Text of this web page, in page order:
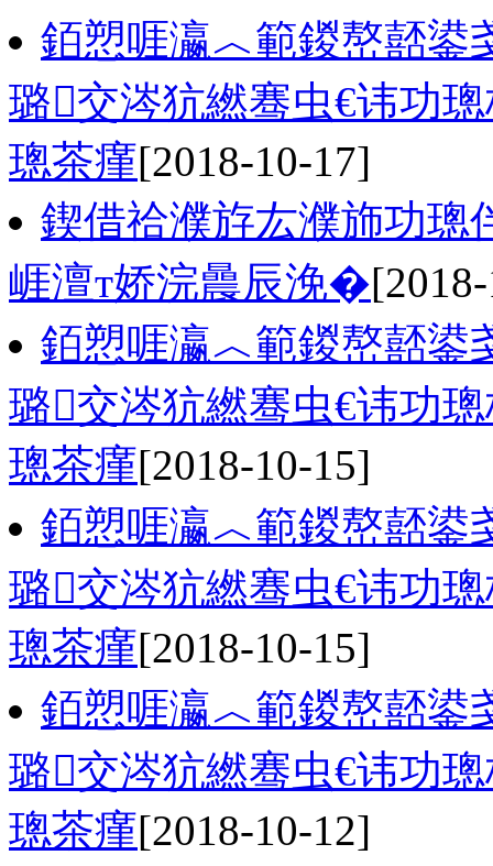
銆愬啀瀛︿範鍐嶅嚭鍙
璐交涔犺繎骞虫€讳功
璁茶瘽[2018-10-17]
鍥借祫濮斿厷濮斾功璁
崕澶т娇浣曟辰浼�
銆愬啀瀛︿範鍐嶅嚭鍙
璐交涔犺繎骞虫€讳功
璁茶瘽[2018-10-15]
銆愬啀瀛︿範鍐嶅嚭鍙
璐交涔犺繎骞虫€讳功
璁茶瘽[2018-10-15]
銆愬啀瀛︿範鍐嶅嚭鍙
璐交涔犺繎骞虫€讳功
璁茶瘽[2018-10-12]